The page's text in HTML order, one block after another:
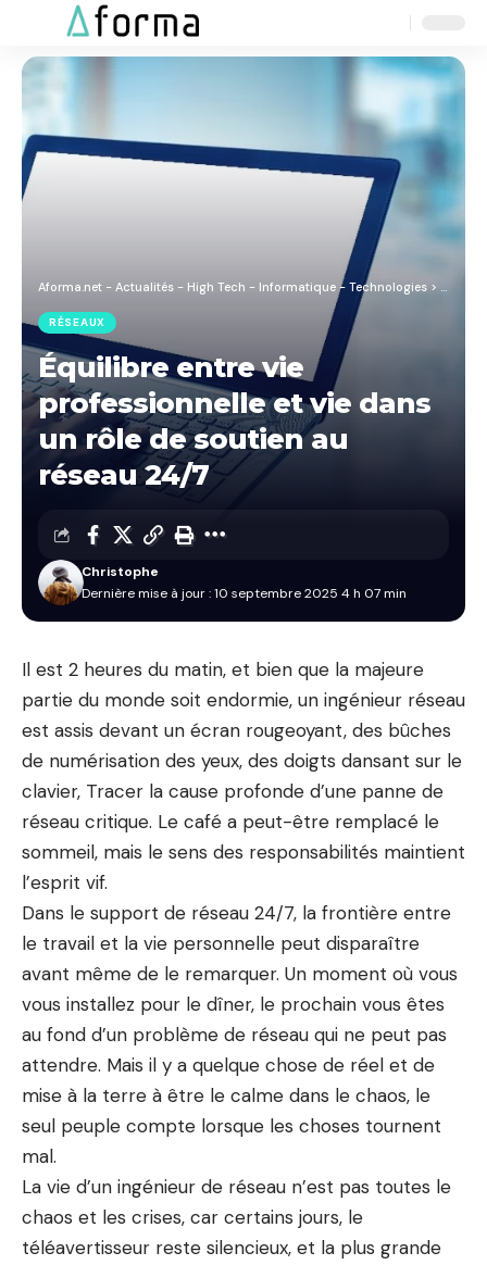
Resizer
Aforma.net - Actualités - High Tech - Informatique - Technologies > Blog
RÉSEAUX
Équilibre entre vie
professionnelle et vie dans
un rôle de soutien au
réseau 24/7
Dernière mise à jour : 10 septembre 2025 4 h 07 min
Christophe
Il est 2 heures du matin, et bien que la majeure
partie du monde soit endormie, un ingénieur réseau
est assis devant un écran rougeoyant, des bûches
de numérisation des yeux, des doigts dansant sur le
clavier, Tracer la cause profonde d’une panne de
réseau critique. Le café a peut-être remplacé le
sommeil, mais le sens des responsabilités maintient
l’esprit vif.
Dans le support de réseau 24/7, la frontière entre
le travail et la vie personnelle peut disparaître
avant même de le remarquer. Un moment où vous
vous installez pour le dîner, le prochain vous êtes
au fond d’un problème de réseau qui ne peut pas
attendre. Mais il y a quelque chose de réel et de
mise à la terre à être le calme dans le chaos, le
seul peuple compte lorsque les choses tournent
mal.
La vie d’un ingénieur de réseau n’est pas toutes le
chaos et les crises, car certains jours, le
téléavertisseur reste silencieux, et la plus grande